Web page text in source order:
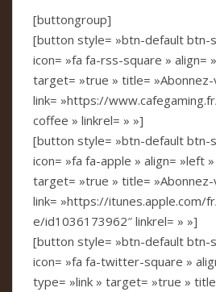
[buttongroup]
[button style= »btn-default btn-
icon= »fa fa-rss-square » align=
target= »true » title= »Abonnez-
link= »https://
coffee » linkrel= » »]
[button style= »btn-default btn-
icon= »fa fa-apple » align= »left
target= »true » title= »Abonnez-
link= »https://itunes.apple.com/
e/id1036173962″ linkrel= » »]
[button style= »btn-default btn-
icon= »fa fa-twitter-square »
type= »link » target= »true »